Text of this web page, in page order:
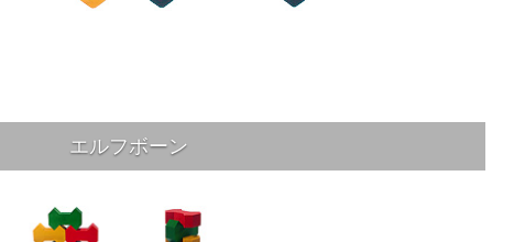
エルフボーン